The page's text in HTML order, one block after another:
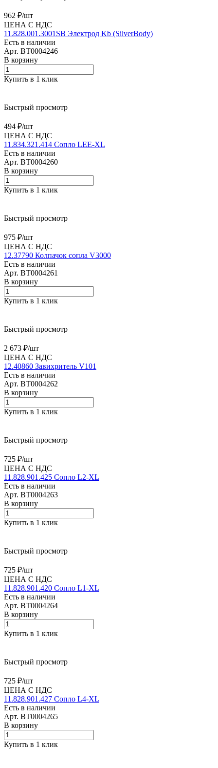
962 ₽/шт
ЦЕНА С НДС
11.828.001.3001SB Электрод Kb (SilverBody)
Есть в наличии
Арт. BT0004246
В корзину
Купить в 1 клик
Быстрый просмотр
494 ₽/шт
ЦЕНА С НДС
11.834.321.414 Сопло LEE-XL
Есть в наличии
Арт. BT0004260
В корзину
Купить в 1 клик
Быстрый просмотр
975 ₽/шт
ЦЕНА С НДС
12.37790 Колпачок сопла V3000
Есть в наличии
Арт. BT0004261
В корзину
Купить в 1 клик
Быстрый просмотр
2 673 ₽/шт
ЦЕНА С НДС
12.40860 Завихритель V101
Есть в наличии
Арт. BT0004262
В корзину
Купить в 1 клик
Быстрый просмотр
725 ₽/шт
ЦЕНА С НДС
11.828.901.425 Сопло L2-XL
Есть в наличии
Арт. BT0004263
В корзину
Купить в 1 клик
Быстрый просмотр
725 ₽/шт
ЦЕНА С НДС
11.828.901.420 Сопло L1-XL
Есть в наличии
Арт. BT0004264
В корзину
Купить в 1 клик
Быстрый просмотр
725 ₽/шт
ЦЕНА С НДС
11.828.901.427 Сопло L4-XL
Есть в наличии
Арт. BT0004265
В корзину
Купить в 1 клик